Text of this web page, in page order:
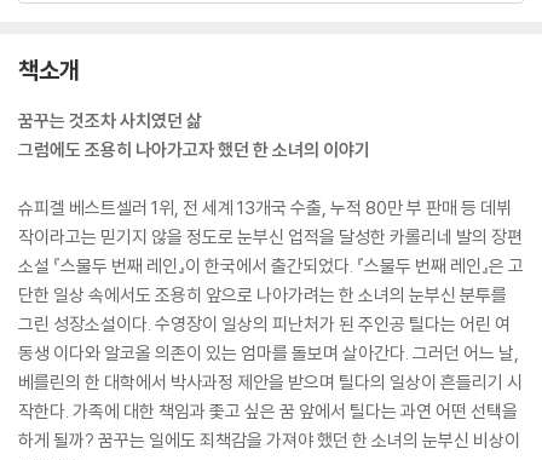
책소개
꿈꾸는 것조차 사치였던 삶
그럼에도 조용히 나아가고자 했던 한 소녀의 이야기
슈피겔 베스트셀러 1위, 전 세계 13개국 수출, 누적 80만 부 판매 등 데뷔
작이라고는 믿기지 않을 정도로 눈부신 업적을 달성한 카롤리네 발의 장편
소설 『스물두 번째 레인』이 한국에서 출간되었다. 『스물두 번째 레인』은 고
단한 일상 속에서도 조용히 앞으로 나아가려는 한 소녀의 눈부신 분투를
그린 성장소설이다. 수영장이 일상의 피난처가 된 주인공 틸다는 어린 여
동생 이다와 알코올 의존이 있는 엄마를 돌보며 살아간다. 그러던 어느 날,
베를린의 한 대학에서 박사과정 제안을 받으며 틸다의 일상이 흔들리기 시
작한다. 가족에 대한 책임과 좇고 싶은 꿈 앞에서 틸다는 과연 어떤 선택을
하게 될까? 꿈꾸는 일에도 죄책감을 가져야 했던 한 소녀의 눈부신 비상이